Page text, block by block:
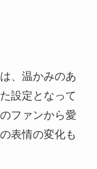
、温かみのあ
設定となって
ファンから愛
表情の変化も